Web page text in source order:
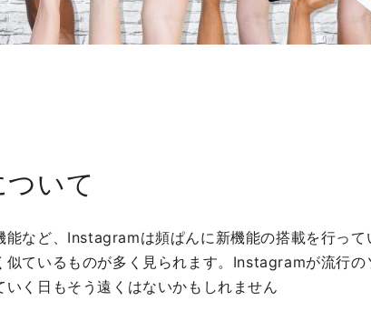
いて
など、Instagramは頻ぱんに新機能の搭載を行っ
ているものが多く見られます。Instagramが流行
く日もそう遠くはないかもしれません